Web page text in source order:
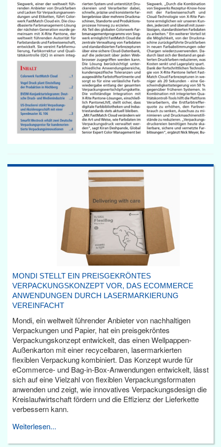
MONDI STELLT EIN PREISGEKRÖNTES
VERPACKUNGSKONZEPT VOR, DAS ECOMMERCE
ANWENDUNGEN DURCH LASERMARKIERUNG
VEREINFACHT
Mondi, ein weltweit führender Anbieter von nachhaltigen
Verpackungen und Papier, hat ein preisgekröntes
Verpackungskonzept entwickelt, das einen Wellpappen-
Außenkarton mit einer recycelbaren, lasermarkierten
flexiblen Verpackung kombiniert. Das Konzept wurde für
eCommerce- und Bag-in-Box-Anwendungen entwickelt, lässt
sich auf eine Vielzahl von flexiblen Verpackungsformaten
anwenden und zeigt, wie innovatives Verpackungsdesign die
Kreislaufwirtschaft fördern und die Effizienz der Lieferkette
verbessern kann.
Weiterlesen...